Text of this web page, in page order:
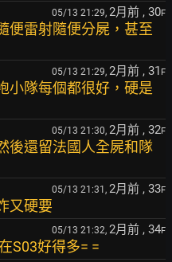
05/13 21:29, 2月前 , 30F
便雷射隨便分屍，甚至
05/13 21:29, 2月前 , 31 F
小隊每個都很好，硬是
05/13 21:30, 2月前 , 32F
後還留法國人全屍和隊
05/13 21:31, 2月前 , 33F
又硬要
05/13 21:32, 2月前 , 34F
S03好得多= =